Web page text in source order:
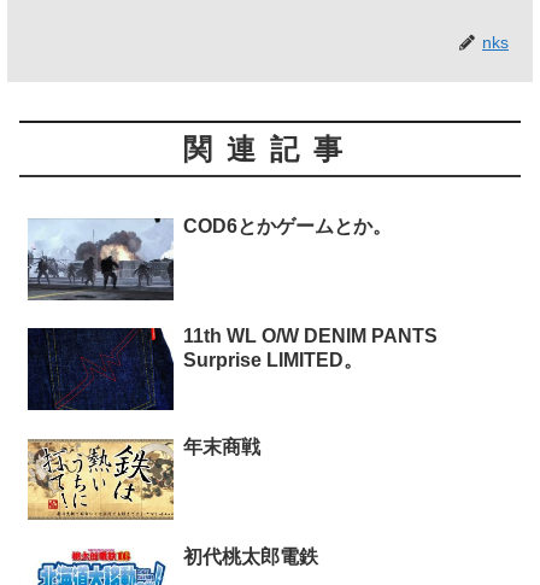
nks
関連記事
COD6とかゲームとか。
11th WL O/W DENIM PANTS
Surprise LIMITED。
年末商戦
初代桃太郎電鉄